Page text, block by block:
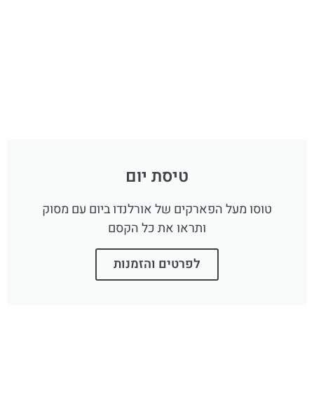
טיסת יום
טוסו מעל הפארקים של אורלנדו ביום עם מסוק
ותראו את כל הקסם
לפרטים והזמנות